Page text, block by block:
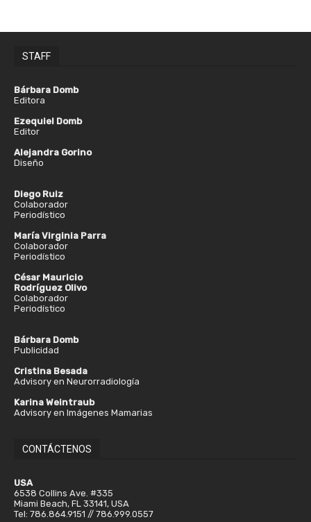
STAFF
Bárbara Domb
Editora
Ezequiel Domb
Editor
Alejandra Gorino
Diseño
Diego Ruiz
Colaborador
Periodístico
María Virginia Parra
Colaborador
Periodístico
César Mauricio
Rodríguez Olivo
Colaborador
Periodístico
Bárbara Domb
Publicidad
Cristina Besada
Advisory en Neurorradiología
Karina Weintraub
Advisory en Imágenes Mamarias
CONTÁCTENOS
USA
6538 Collins Ave. #335
Miami Beach, FL 33141, USA
Tel: 786.864.9151 // 786.999.0557